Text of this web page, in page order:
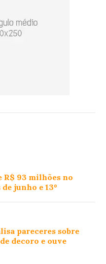
93 milhões no
junho e 13º
pareceres sobre
decoro e ouve